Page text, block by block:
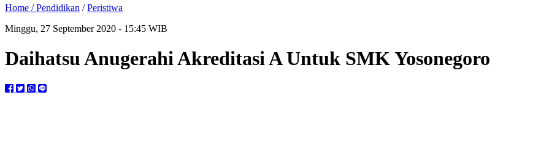
Home /Pendidikan /Peristiwa
Minggu, 27 September 2020 - 15:45 WIB
Daihatsu Anugerahi Akreditasi A Untuk SMK Yosonegoro